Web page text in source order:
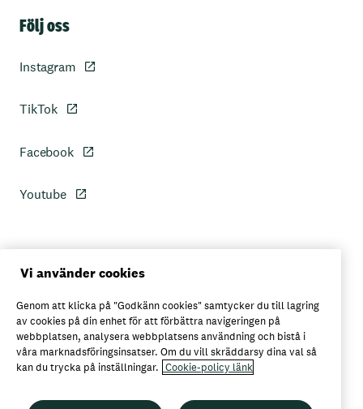
Följ oss
Instagram
TikTok
Facebook
Youtube
Personuppgiftspolicy
Axfoods integritetspolicy
Här kan du köpa Garant
Vi använder cookies
Genom att klicka på "Godkänn cookies" samtycker du till lagring
av cookies på din enhet för att förbättra navigeringen på
webbplatsen, analysera webbplatsens användning och bistå i
våra marknadsföringsinsatser. Om du vill skräddarsy dina val så
kan du trycka på inställningar. Cookie-policy länk